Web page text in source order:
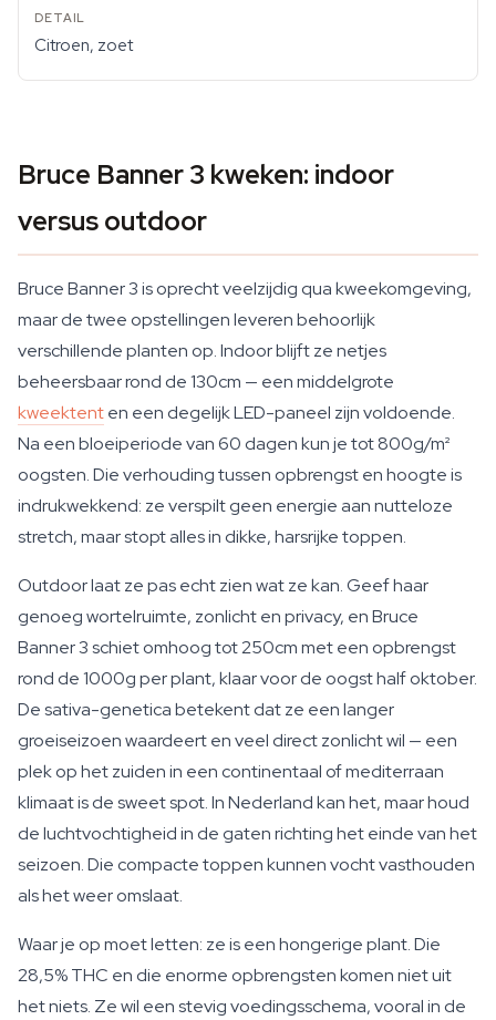
Citroen, zoet
Bruce Banner 3 kweken: indoor
versus outdoor
Bruce Banner 3 is oprecht veelzijdig qua kweekomgeving,
maar de twee opstellingen leveren behoorlijk
verschillende planten op. Indoor blijft ze netjes
beheersbaar rond de 130cm — een middelgrote
kweektenten een degelijk LED-paneel zijn voldoende.
Na een bloeiperiode van 60 dagen kun je tot 800g/m²
oogsten. Die verhouding tussen opbrengst en hoogte is
indrukwekkend: ze verspilt geen energie aan nutteloze
stretch, maar stopt alles in dikke, harsrijke toppen.
Outdoor laat ze pas echt zien wat ze kan. Geef haar
genoeg wortelruimte, zonlicht en privacy, en Bruce
Banner 3 schiet omhoog tot 250cm met een opbrengst
rond de 1000g per plant, klaar voor de oogst half oktober.
De sativa-genetica betekent dat ze een langer
groeiseizoen waardeert en veel direct zonlicht wil — een
plek op het zuiden in een continentaal of mediterraan
klimaat is de sweet spot. In Nederland kan het, maar houd
de luchtvochtigheid in de gaten richting het einde van het
seizoen. Die compacte toppen kunnen vocht vasthouden
als het weer omslaat.
Waar je op moet letten: ze is een hongerige plant. Die
28,5% THC en die enorme opbrengsten komen niet uit
het niets. Ze wil een stevig voedingsschema, vooral in de